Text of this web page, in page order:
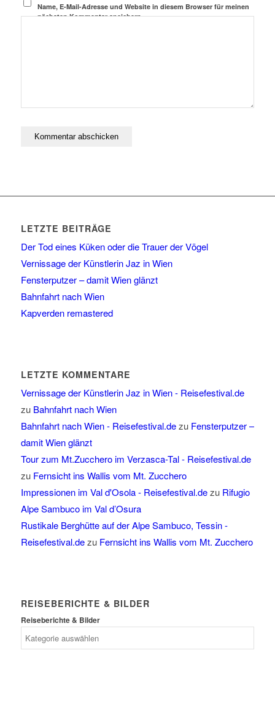
Name, E-Mail-Adresse und Website in diesem Browser für meinen
nächsten Kommentar speichern.
LETZTE BEITRÄGE
Der Tod eines Küken oder die Trauer der Vögel
Vernissage der Künstlerin Jaz in Wien
Fensterputzer – damit Wien glänzt
Bahnfahrt nach Wien
Kapverden remastered
LETZTE KOMMENTARE
Vernissage der Künstlerin Jaz in Wien - Reisefestival.de
zu Bahnfahrt nach Wien
Bahnfahrt nach Wien - Reisefestival.dezu Fensterputzer –
damit Wien glänzt
Tour zum Mt.Zucchero im Verzasca-Tal - Reisefestival.de
zu Fernsicht ins Wallis vom Mt. Zucchero
Impressionen im Val d'Osola - Reisefestival.dezu Rifugio
Alpe Sambuco im Val d’Osura
Rustikale Berghütte auf der Alpe Sambuco, Tessin -
Reisefestival.dezu Fernsicht ins Wallis vom Mt. Zucchero
REISEBERICHTE & BILDER
Reiseberichte & Bilder